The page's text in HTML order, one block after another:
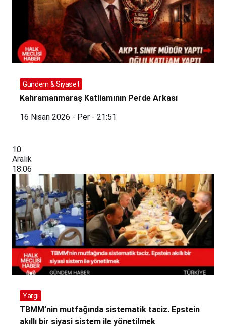
Gündem & Siyaset
Kahramanmaraş Katliamının Perde Arkası
16 Nisan 2026 - Per - 21:51
10
Aralık
18:06
Yargı
TBMM’nin mutfağında sistematik taciz. Epstein
akıllı bir siyasi sistem ile yönetilmek